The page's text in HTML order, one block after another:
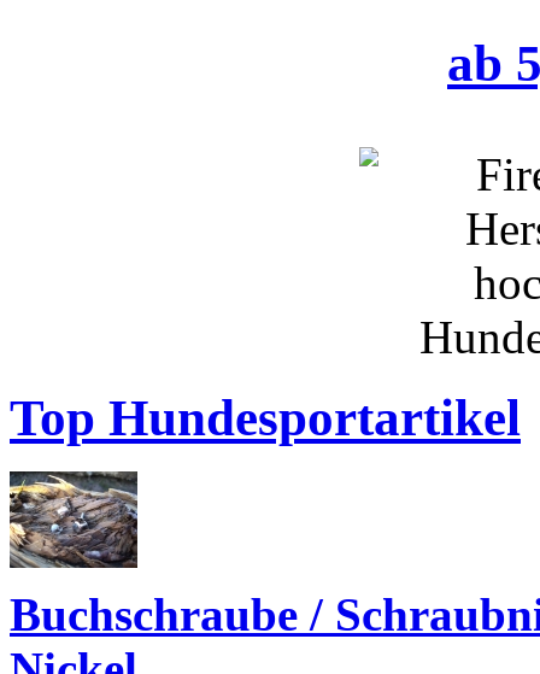
ab
Top Hundesportartikel
Buchschraube /